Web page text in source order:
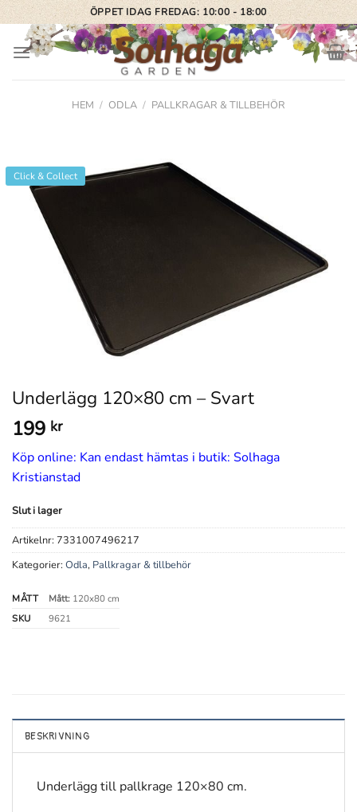
Skip
to
content
ÖPPET IDAG FREDAG: 10:00 - 18:00
HEM / ODLA / PALLKRAGAR & TILLBEHÖR
Click & Collect
Underlägg 120×80 cm – Svart
199 kr
Köp online: Kan endast hämtas i butik: Solhaga
Kristianstad
Slut i lager
Artikelnr: 7331007496217
Kategorier: Odla, Pallkragar & tillbehör
MÅTT Mått:120x80 cm
SKU
9621
BESKRIVNING
Underlägg till pallkrage 120×80 cm.